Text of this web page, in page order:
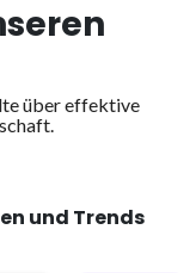
über effektive
und Trends